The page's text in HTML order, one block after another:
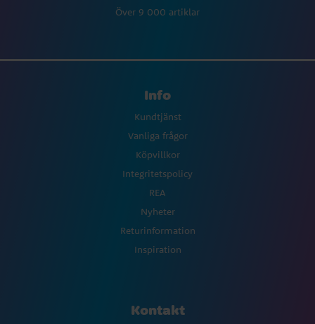
Över 9 000 artiklar
Info
Kundtjänst
Vanliga frågor
Köpvillkor
Integritetspolicy
REA
Nyheter
Returinformation
Inspiration
Kontakt